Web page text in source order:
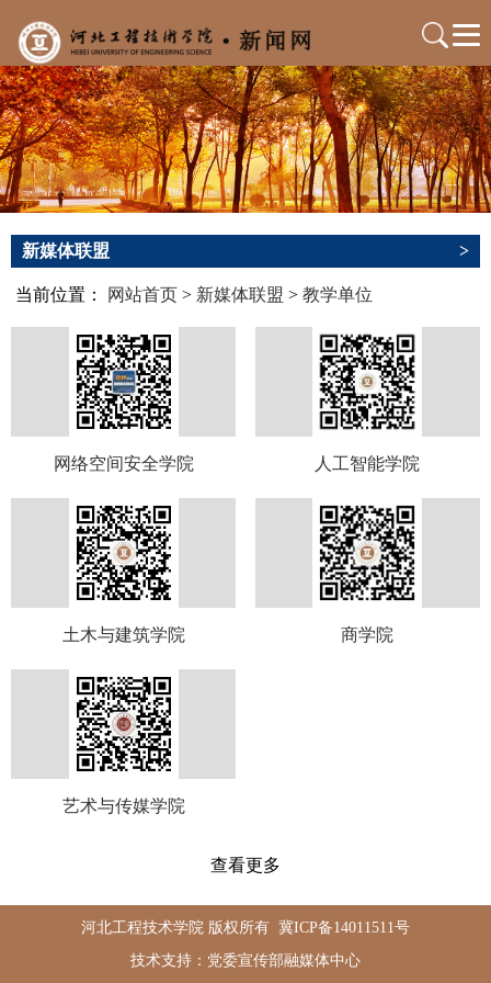
新媒体联盟 >
当前位置： 网站首页 > 新媒体联盟 > 教学单位
网络空间安全学院 人工智能学院
土木与建筑学院 商学院
艺术与传媒学院
查看更多
河北工程技术学院 版权所有 冀ICP备14011511号
技术支持：党委宣传部融媒体中心